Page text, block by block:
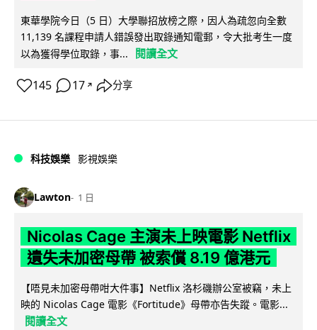
東華學院今日（5 日）大學聯招放榜之際，因人為疏忽向全數
11,139 名課程申請人錯誤發出取錄通知電郵，令大批考生一度
以為獲得學位取錄，事...
閱讀全文
145 17 ↗ 分享
科技娛樂 影視娛樂
Lawton 1 日
Nicolas Cage 主演未上映電影 Netflix
遺失未加密母帶 被索償 8.19 億港元
【唔見未加密母帶咁大件事】Netflix 洛杉磯辦公室被竊，未上
映的 Nicolas Cage 電影《Fortitude》母帶亦告失蹤。電影...
閱讀全文